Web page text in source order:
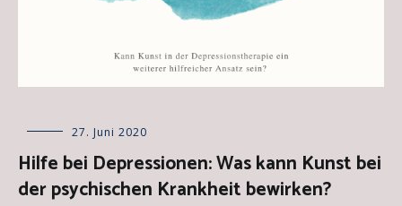
Allgemein ,
27. Juni 2020
Hilfe bei Depressionen: Was kann Kunst bei
der psychischen Krankheit bewirken?